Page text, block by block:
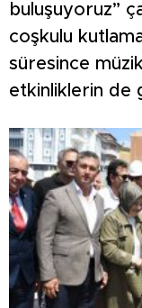
buluşuyoruz”
coşkulu
süresince müzik
etkinliklerin de